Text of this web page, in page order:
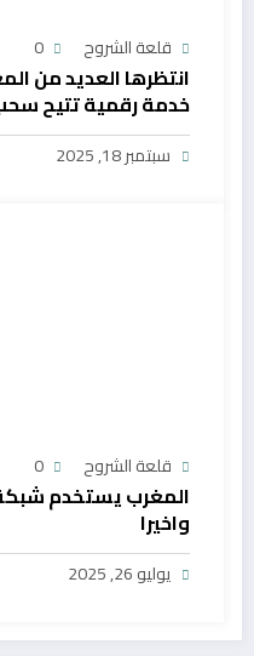
قلعة الشروح 0
انتظرها العديد من
خدمة رقمية تتيح
المغرب
سبتمبر 18, 2025
قلعة الشروح 0
واخيرا
يوليو 26, 2025